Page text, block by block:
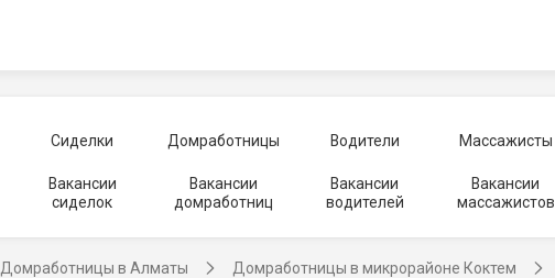
Сиделки Домработницы Водители Массажисты
Вакансии
сиделок
Вакансии
домработниц
Вакансии
водителей
Вакансии
массажистов
Домработницы в Алматы Домработницы в микрорайоне Коктем